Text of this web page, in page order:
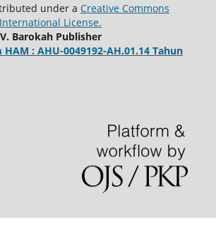
under a Creative Commons
License.
Barokah Publisher
HAM : AHU-0049192-AH.01.14 Tahun